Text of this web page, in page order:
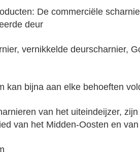
De commerciële
deur
vernikkelde deurscharnier,
kan bijna aan elke behoeften
van het uiteindeijzer,
van het Midden-Oosten en